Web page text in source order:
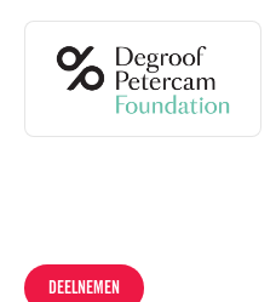
DEELNEMEN